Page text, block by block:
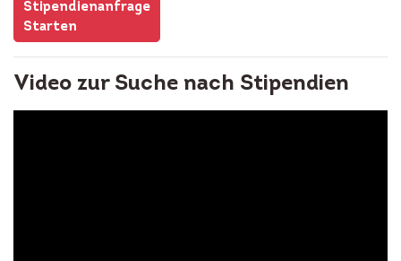
Stipendienanfrage
Starten
Video zur Suche nach Stipendien